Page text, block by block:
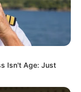
Isn't Age: Just